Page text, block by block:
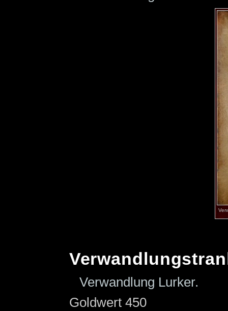
Verwandlung Lurker.
Goldwert 450